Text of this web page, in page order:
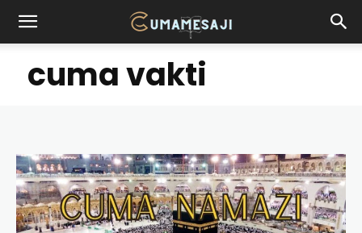
cuma vakti